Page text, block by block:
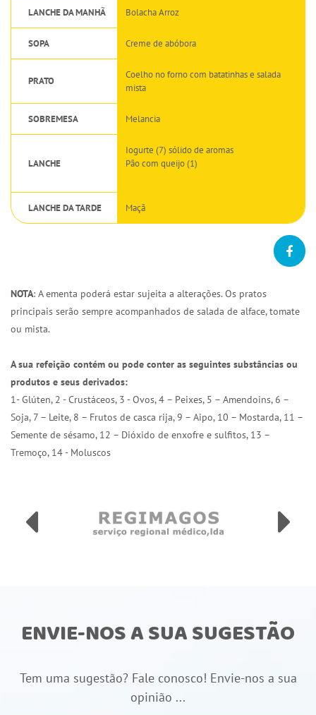
LANCHE DA MANHÃ Bolacha Arroz
SOPA Creme de abóbora
PRATO
Coelho no forno com batatinhas e salada
mista
SOBREMESA Melancia
LANCHE
Iogurte (7) sólido de aromas
Pão com queijo (1)
LANCHE DA TARDE Maçã
NOTA: A ementa poderá estar sujeita a alterações. Os pratos
principais serão sempre acompanhados de salada de alface, tomate
ou mista.
A sua refeição contém ou pode conter as seguintes substâncias ou
produtos e seus derivados:
1- Glúten, 2 - Crustáceos, 3 - Ovos, 4 – Peixes, 5 – Amendoins, 6 –
Soja, 7 – Leite, 8 – Frutos de casca rija, 9 – Aipo, 10 – Mostarda, 11 –
Semente de sésamo, 12 – Dióxido de enxofre e sulfitos, 13 –
Tremoço, 14 - Moluscos
ENVIE-NOS A SUA SUGESTÃO
Tem uma sugestão? Fale conosco! Envie-nos a sua
opinião ...